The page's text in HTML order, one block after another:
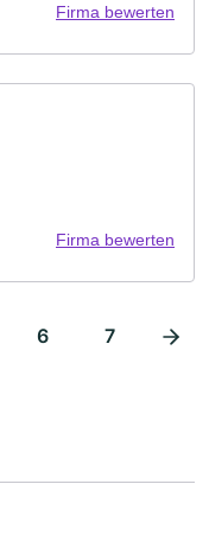
Firma bewerten
Firma bewerten
6 7